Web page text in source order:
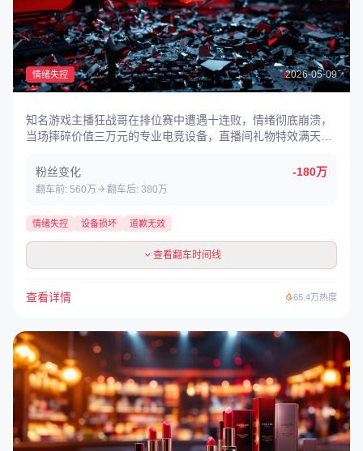
情绪失控 2026-05-09
知名游戏主播狂战哥在排位赛中遭遇十连败，情绪彻底崩溃，
当场摔碎价值三万元的专业电竞设备，直播间礼物特效满天
粉丝变化
-180万
翻车前: 560万 翻车后: 380万
情绪失控 设备损坏 道歉无效
查看翻车时间线
查看详情 65.4万热度